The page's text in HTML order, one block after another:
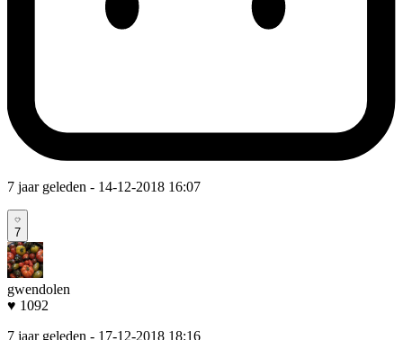
7 jaar geleden - 14-12-2018 16:07
7
gwendolen
♥ 1092
7 jaar geleden - 17-12-2018 18:16